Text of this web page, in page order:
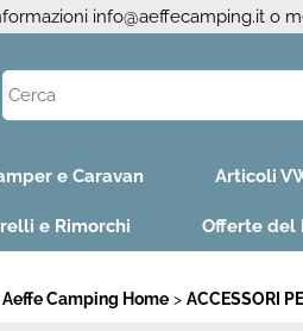
info@aeffecamping.it o
e Caravan Articoli
e Rimorchi Offerte del
Aeffe Camping Home ACCESSORI